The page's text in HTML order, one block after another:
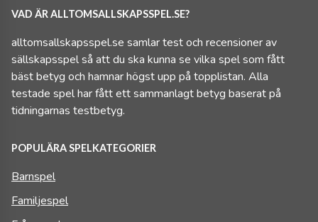
VAD ÄR ALLTOMSALLSKAPSSPEL.SE?
alltomsallskapsspel.se samlar test och recensioner av
sällskapsspel så att du ska kunna se vilka spel som fått
bäst betyg och hamnar högst upp på topplistan. Alla
testade spel har fått ett sammanlagt betyg baserat på
tidningarnas testbetyg.
POPULÄRA SPELKATEGORIER
Barnspel
Familjespel